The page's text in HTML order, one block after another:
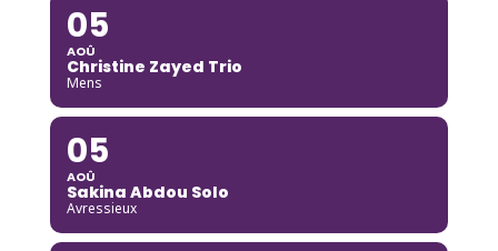
05
AOÛ
Christine Zayed Trio
Mens
05
AOÛ
Sakina Abdou Solo
Avressieux